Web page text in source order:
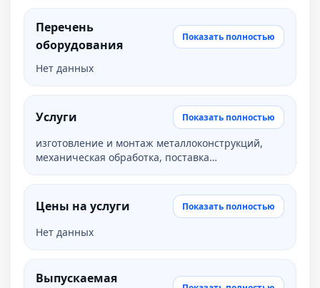
Перечень
оборудования
Показать полностью
Нет данных
Услуги Показать полностью
изготовление и монтаж металлоконструкций,
механическая обработка, поставка
инструмент и оборудование
Цены на услуги Показать полностью
Нет данных
Выпускаемая